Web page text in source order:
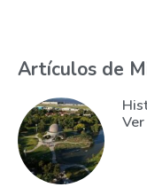
Artículos de